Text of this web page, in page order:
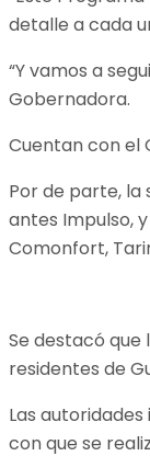
detalle a cada
“Y vamos a
Gobernadora.
Cuentan con el
Por de parte, la
antes Impulso,
Comonfort,
Se destacó que
residentes de
Las
con que se